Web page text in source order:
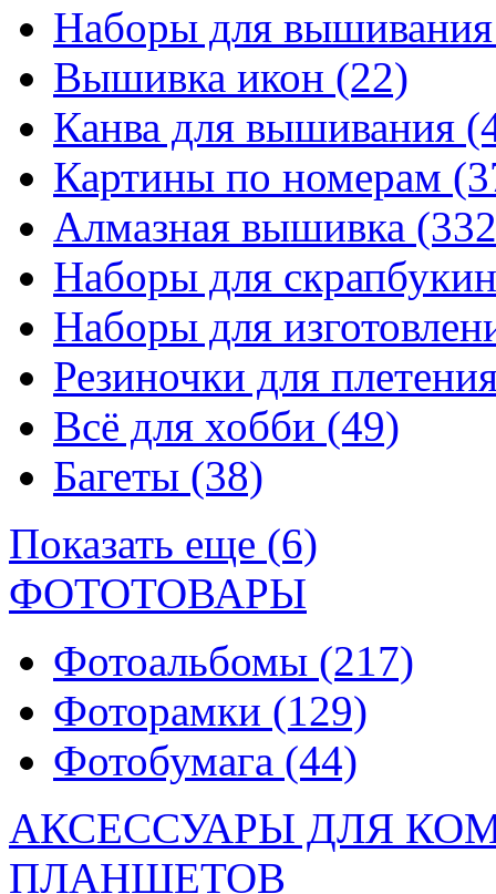
Наборы для
Вышивка икон (22)
Канва для вышивания
Картины по номерам
Алмазная вышивка
Наборы для
Наборы для
Резиночки для
Всё для хобби (49)
Багеты (38)
Показать еще (6)
ФОТОТОВАРЫ
Фотоальбомы (217)
Фоторамки (129)
Фотобумага (44)
АКСЕССУАРЫ ДЛЯ
ПЛАНШЕТОВ